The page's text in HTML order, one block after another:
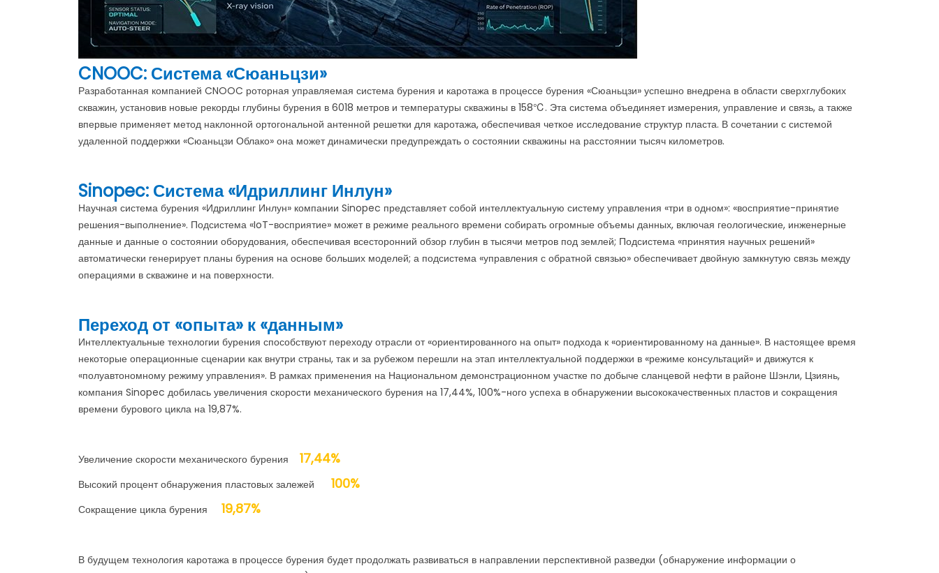
CNOOC: Система «Сюаньцзи»
Разработанная компанией CNOOC роторная управляемая система бурения и каротажа в процессе бурения «Сюаньцзи» успешно внедрена в области сверхглубоких
скважин, установив новые рекорды глубины бурения в 6018 метров и температуры скважины в 158℃. Эта система объединяет измерения, управление и связь, а также
впервые применяет метод наклонной ортогональной антенной решетки для каротажа, обеспечивая четкое исследование структур пласта. В сочетании с системой
удаленной поддержки «Сюаньцзи Облако» она может динамически предупреждать о состоянии скважины на расстоянии тысяч километров.
Sinopec: Система «Идриллинг Инлун»
Научная система бурения «Идриллинг Инлун» компании Sinopec представляет собой интеллектуальную систему управления «три в одном»: «восприятие-принятие
решения-выполнение». Подсистема «IoT-восприятие» может в режиме реального времени собирать огромные объемы данных, включая геологические, инженерные
данные и данные о состоянии оборудования, обеспечивая всесторонний обзор глубин в тысячи метров под землей; Подсистема «принятия научных решений»
автоматически генерирует планы бурения на основе больших моделей; а подсистема «управления с обратной связью» обеспечивает двойную замкнутую связь между
операциями в скважине и на поверхности.
Переход от «опыта» к «данным»
Интеллектуальные технологии бурения способствуют переходу отрасли от «ориентированного на опыт» подхода к «ориентированному на данные». В настоящее время
некоторые операционные сценарии как внутри страны, так и за рубежом перешли на этап интеллектуальной поддержки в «режиме консультаций» и движутся к
«полуавтономному режиму управления». В рамках применения на Национальном демонстрационном участке по добыче сланцевой нефти в районе Шэнли, Цзиянь,
компания Sinopec добилась увеличения скорости механического бурения на 17,44%, 100%-ного успеха в обнаружении высококачественных пластов и сокращения
времени бурового цикла на 19,87%.
Увеличение скорости механического бурения 17,44%
Высокий процент обнаружения пластовых залежей 100%
Сокращение цикла бурения 19,87%
В будущем технология каротажа в процессе бурения будет продолжать развиваться в направлении перспективной разведки (обнаружение информации о